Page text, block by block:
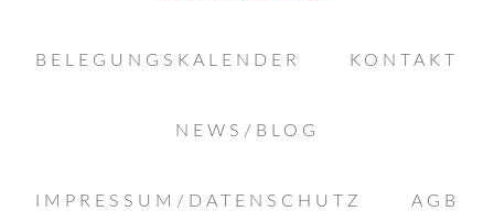
BELEGUNGSKALENDER KONTAKT
NEWS/BLOG
IMPRESSUM/DATENSCHUTZ AGB